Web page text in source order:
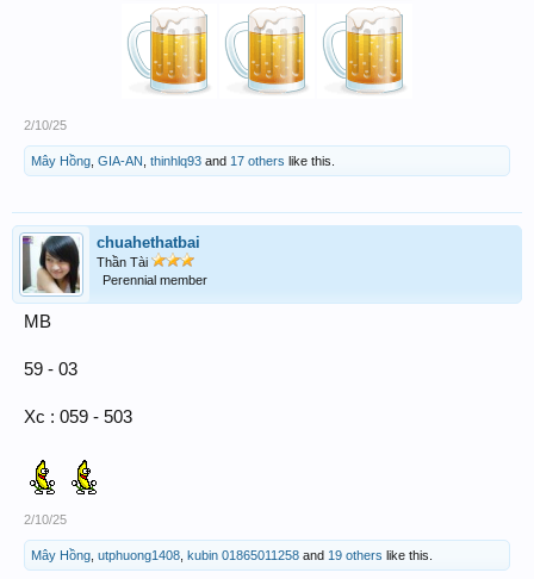
2/10/25
Mây Hồng GIA-AN thinhlq93 and 17 others like this.
chuahethatbai
Thần Tài
Perennial member
MB
59 - 03
Xc : 059 - 503
2/10/25
Mây Hồng utphuong1408 kubin 01865011258 and 19 others like this.